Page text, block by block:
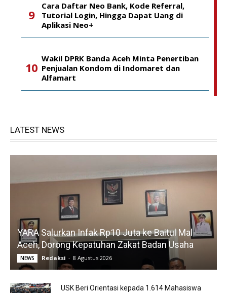
Cara Daftar Neo Bank, Kode Referral,
Tutorial Login, Hingga Dapat Uang di
Aplikasi Neo+
Wakil DPRK Banda Aceh Minta Penertiban
Penjualan Kondom di Indomaret dan
Alfamart
LATEST NEWS
YARA Salurkan Infak Rp10 Juta ke Baitul Mal
Aceh, Dorong Kepatuhan Zakat Badan Usaha
NEWS Redaksi - 8 Agustus 2026
USK Beri Orientasi kepada 1.614 Mahasiswa